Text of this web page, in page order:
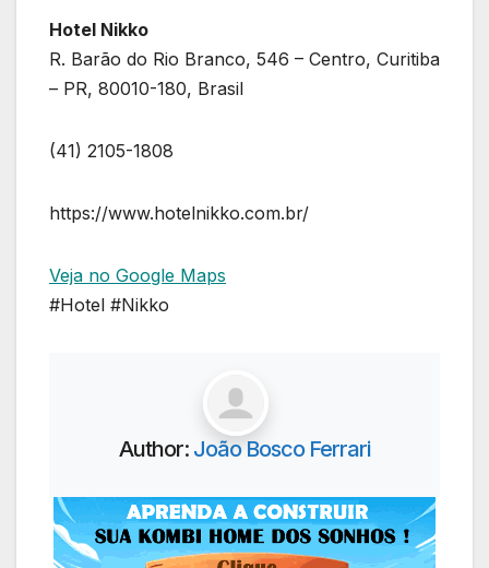
Hotel Nikko
R. Barão do Rio Branco, 546 – Centro, Curitiba
– PR, 80010-180, Brasil
(41) 2105-1808
https://www.hotelnikko.com.br/
Veja no Google Maps
#Hotel #Nikko
Author: João Bosco Ferrari